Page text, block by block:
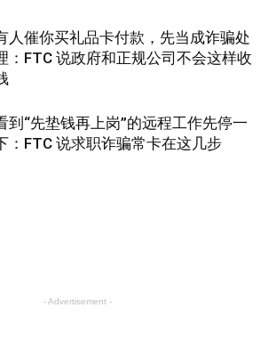
人催你买礼品卡付款，先当成诈骗处
：FTC 说政府和正规公司不会这样收
到“先垫钱再上岗”的远程工作先停一
：FTC 说求职诈骗常卡在这几步
- Advertisement -